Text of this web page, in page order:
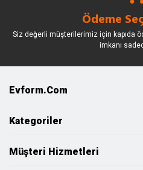
Ödeme
Siz değerli müşterilerimiz için kapıda
imkanı
Evform.com
Kategoriler
Müşteri Hizmetleri